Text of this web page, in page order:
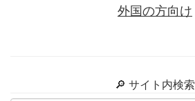
外国の方向け
🔎 サイト内検索